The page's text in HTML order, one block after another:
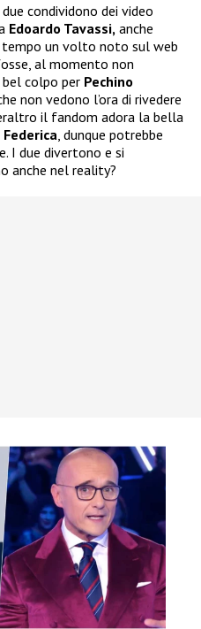
condividono dei video
Edoardo Tavassi, anche
un volto noto sul web
al momento non
bel colpo per Pechino
non vedono l’ora di rivedere
il fandom adora la bella
Federica , dunque potrebbe
I due divertono e si
anche nel reality?